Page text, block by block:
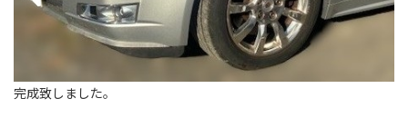
完成致しました。